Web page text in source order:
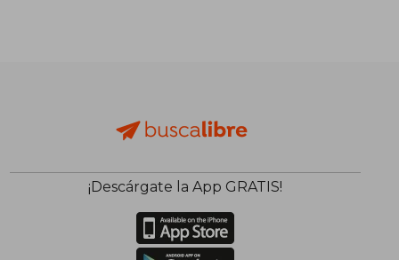
¡Descárgate la App GRATIS!